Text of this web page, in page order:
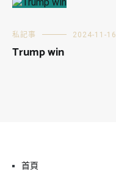
私記事 2024-11-16
Trump win
首頁